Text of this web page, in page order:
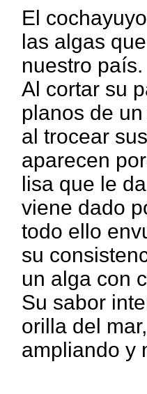
El
las algas
nuestro país.
Al cortar su
planos de
al trocear
aparecen
lisa que le
viene dado
todo ello
su
un alga con
Su sabor
orilla del
ampliando y